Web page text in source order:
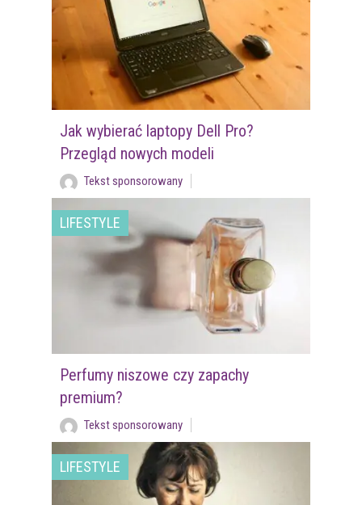
Jak wybierać laptopy Dell Pro?
Przegląd nowych modeli
Tekst sponsorowany
LIFESTYLE
Perfumy niszowe czy zapachy
premium?
Tekst sponsorowany
LIFESTYLE